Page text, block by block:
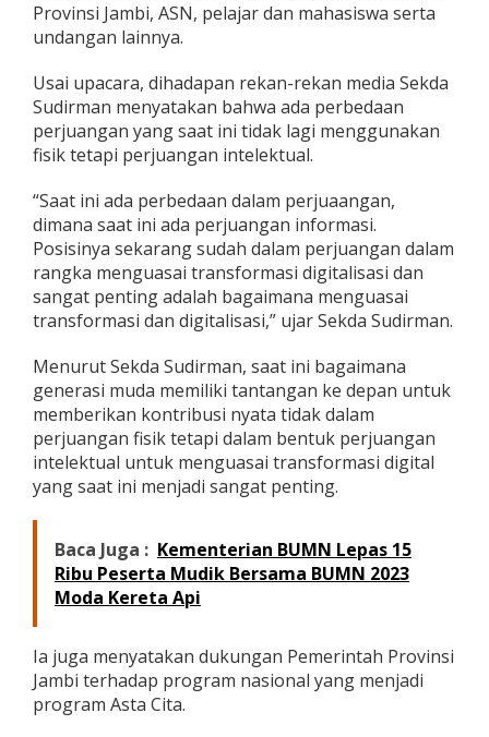
d
e
n
a
n
P
e
r
u
a
n
g
a
n
I
t
e
l
e
k
t
a
Provinsi Jambi, ASN, pelajar dan mahasiswa serta
undangan lainnya.
Usai upacara, dihadapan rekan-rekan media Sekda
Sudirman menyatakan bahwa ada perbedaan
perjuangan yang saat ini tidak lagi menggunakan
fisik tetapi perjuangan intelektual.
“Saat ini ada perbedaan dalam perjuaangan,
dimana saat ini ada perjuangan informasi.
Posisinya sekarang sudah dalam perjuangan dalam
rangka menguasai transformasi digitalisasi dan
sangat penting adalah bagaimana menguasai
transformasi dan digitalisasi,” ujar Sekda Sudirman.
Menurut Sekda Sudirman, saat ini bagaimana
generasi muda memiliki tantangan ke depan untuk
memberikan kontribusi nyata tidak dalam
perjuangan fisik tetapi dalam bentuk perjuangan
intelektual untuk menguasai transformasi digital
yang saat ini menjadi sangat penting.
Baca Juga : Kementerian BUMN Lepas 15
Ribu Peserta Mudik Bersama BUMN 2023
Moda Kereta Api
Ia juga menyatakan dukungan Pemerintah Provinsi
Jambi terhadap program nasional yang menjadi
program Asta Cita.